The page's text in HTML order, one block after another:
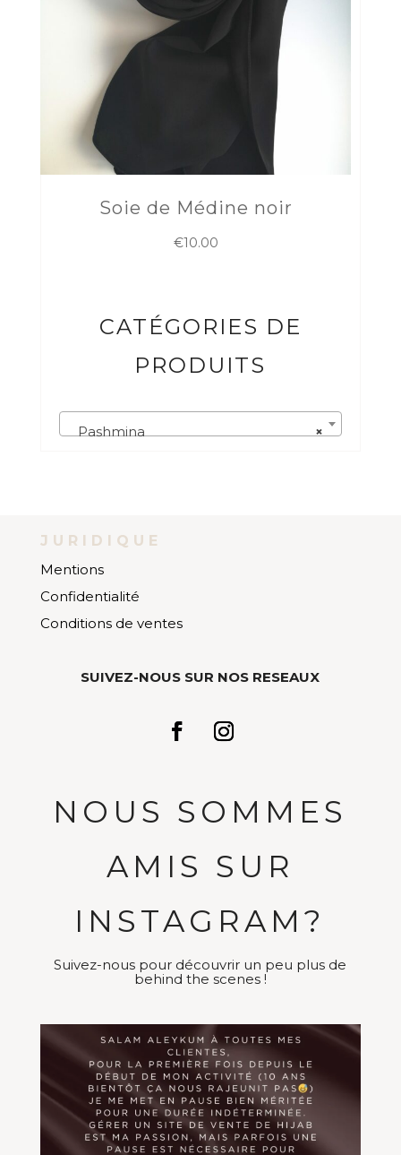
Soie de Médine noir
€10.00
CATÉGORIES DE
PRODUITS
×
Pashmina
JURIDIQUE
Mentions
Confidentialité
Conditions de ventes
SUIVEZ-NOUS SUR NOS RESEAUX
NOUS SOMMES
AMIS SUR
INSTAGRAM?
Suivez-nous pour découvrir un peu plus de
behind the scenes !